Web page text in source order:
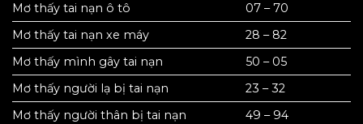
Mơ thấy tai nạn ô tô
07 – 70
Mơ thấy tai nạn xe máy
28 – 82
Mơ thấy mình gây tai nạn
50 – 05
Mơ thấy người lạ bị tai nạn
23 – 32
Mơ thấy người thân bị tai nạn
49 – 94